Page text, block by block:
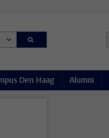
Den Haag Alumni